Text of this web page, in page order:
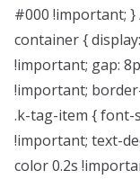
#000 !important; }
container {
!important; gap:
!important;
.k-tag-item { font-
!important; text-
color 0.2s